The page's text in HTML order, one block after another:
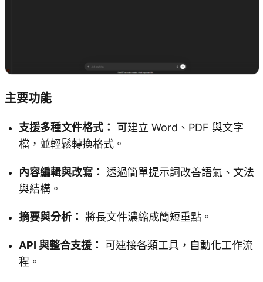
主要功能
支援多種文件格式：
可建立 Word、PDF 與文字
檔，並輕鬆轉換格式。
內容編輯與改寫： 透過簡單提示詞改善語氣、文法
與結構。
摘要與分析： 將長文件濃縮成簡短重點。
API 與整合支援：
可連接各類工具，自動化工作流
程。